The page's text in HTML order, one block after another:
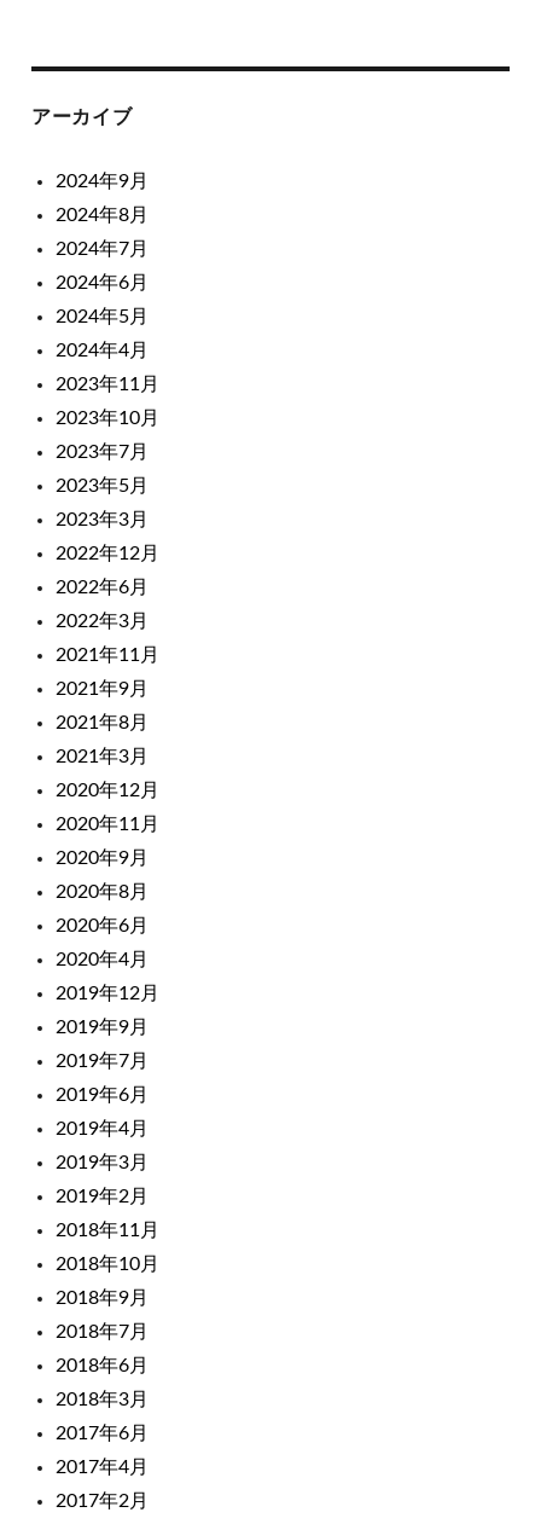
アーカイブ
2024年9月
2024年8月
2024年7月
2024年6月
2024年5月
2024年4月
2023年11月
2023年10月
2023年7月
2023年5月
2023年3月
2022年12月
2022年6月
2022年3月
2021年11月
2021年9月
2021年8月
2021年3月
2020年12月
2020年11月
2020年9月
2020年8月
2020年6月
2020年4月
2019年12月
2019年9月
2019年7月
2019年6月
2019年4月
2019年3月
2019年2月
2018年11月
2018年10月
2018年9月
2018年7月
2018年6月
2018年3月
2017年6月
2017年4月
2017年2月